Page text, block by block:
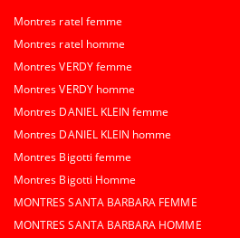
Montres ratel femme
Montres ratel homme
Montres VERDY femme
Montres VERDY homme
Montres DANIEL KLEIN femme
Montres DANIEL KLEIN homme
Montres Bigotti femme
Montres Bigotti Homme
MONTRES SANTA BARBARA FEMME
MONTRES SANTA BARBARA HOMME